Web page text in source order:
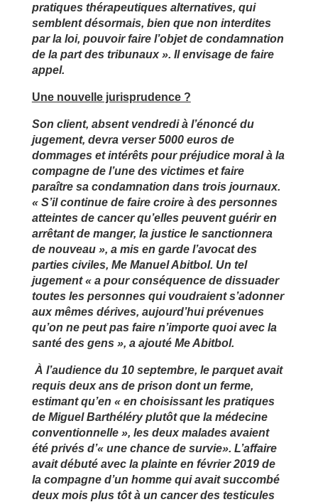
pratiques thérapeutiques alternatives, qui
semblent désormais, bien que non interdites
par la loi, pouvoir faire l’objet de condamnation
de la part des tribunaux ». Il envisage de faire
appel.
Une nouvelle jurisprudence ?
Son client, absent vendredi à l’énoncé du
jugement, devra verser 5000 euros de
dommages et intérêts pour préjudice moral à la
compagne de l’une des victimes et faire
paraître sa condamnation dans trois journaux.
« S’il continue de faire croire à des personnes
atteintes de cancer qu’elles peuvent guérir en
arrêtant de manger, la justice le sanctionnera
de nouveau », a mis en garde l’avocat des
parties civiles, Me Manuel Abitbol. Un tel
jugement « a pour conséquence de dissuader
toutes les personnes qui voudraient s’adonner
aux mêmes dérives, aujourd’hui prévenues
qu’on ne peut pas faire n’importe quoi avec la
santé des gens », a ajouté Me Abitbol.
À l’audience du 10 septembre, le parquet avait
requis deux ans de prison dont un ferme,
estimant qu’en « en choisissant les pratiques
de Miguel Barthéléry plutôt que la médecine
conventionnelle », les deux malades avaient
été privés d’« une chance de survie». L’affaire
avait débuté avec la plainte en février 2019 de
la compagne d’un homme qui avait succombé
deux mois plus tôt à un cancer des testicules